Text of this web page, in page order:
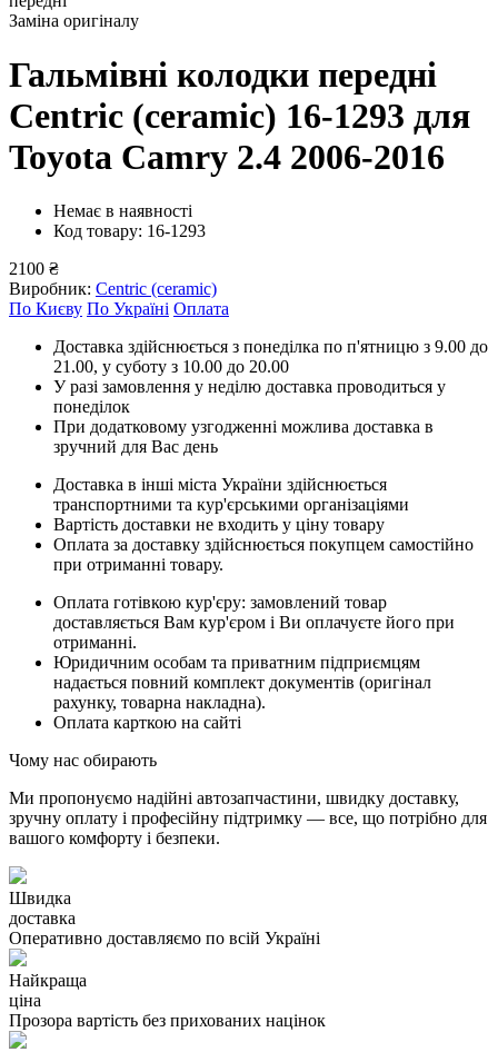
Заміна оригіналу
Гальмівні колодки передні
Centric (ceramic) 16-1293 для
Toyota Camry 2.4 2006-2016
Немає в наявності
Код товару: 16-1293
2100 ₴
Виробник: Centric (ceramic)
По Києву По Україні Оплата
Доставка здійснюється з понеділка по п'ятницю з 9.00 до
21.00, у суботу з 10.00 до 20.00
У разі замовлення у неділю доставка проводиться у
понеділок
При додатковому узгодженні можлива доставка в
зручний для Вас день
Доставка в інші міста України здійснюється
транспортними та кур'єрськими організаціями
Вартість доставки не входить у ціну товару
Оплата за доставку здійснюється покупцем самостійно
при отриманні товару.
Оплата готівкою кур'єру: замовлений товар
доставляється Вам кур'єром і Ви оплачуєте його при
отриманні.
Юридичним особам та приватним підприємцям
надається повний комплект документів (оригінал
рахунку, товарна накладна).
Оплата карткою на сайті
Чому нас обирають
Ми пропонуємо надійні автозапчастини, швидку доставку,
зручну оплату і професійну підтримку — все, що потрібно для
вашого комфорту і безпеки.
Швидка
доставка
Оперативно доставляємо по всій Україні
Найкраща
ціна
Прозора вартість без прихованих націнок